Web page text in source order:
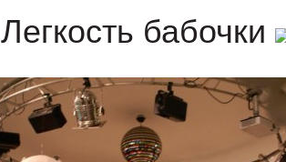
Легкость бабочки